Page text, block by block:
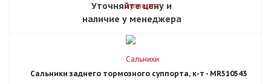
Уточняйте цену и
наличие у менеджера
Сальники заднего тормозного суппорта, к-т - MR510543